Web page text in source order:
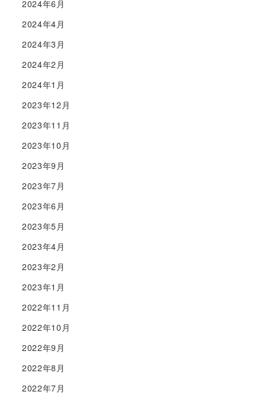
2024年6月
2024年4月
2024年3月
2024年2月
2024年1月
2023年12月
2023年11月
2023年10月
2023年9月
2023年7月
2023年6月
2023年5月
2023年4月
2023年2月
2023年1月
2022年11月
2022年10月
2022年9月
2022年8月
2022年7月